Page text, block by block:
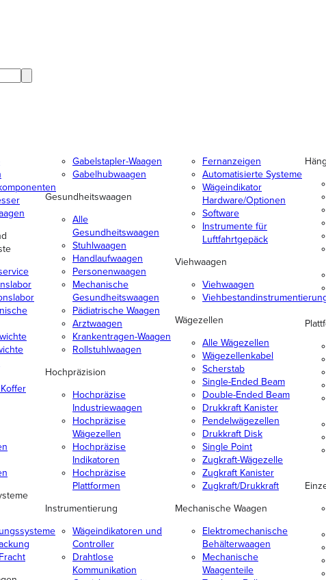
Gabelstapler-Waagen
Gabelhubwaagen
Gesundheitswaagen
Alle
Gesundheitswaagen
Stuhlwaagen
Handlaufwaagen
Personenwaagen
Mechanische
Gesundheitswaagen
Pädiatrische Waagen
Arztwaagen
Krankentragen-Waagen
Rollstuhlwaagen
Hochpräzision
Hochpräzise
Industriewaagen
Hochpräzise
Wägezellen
Hochpräzise
Indikatoren
Hochpräzise
Plattformen
Instrumentierung
Wägeindikatoren und
Controller
Drahtlose
Kommunikation
Fernanzeigen
Automatisierte Systeme
Wägeindikator
Hardware/Optionen
Software
Instrumente für
Luftfahrtgepäck
Viehwaagen
Viehwaagen
Wägezellen
Alle Wägezellen
Wägezellenkabel
Scherstab
Single-Ended Beam
Double-Ended Beam
Drukkraft Kanister
Pendelwägezellen
Drukkraft Disk
Single Point
Zugkraft-Wägezelle
Zugkraft Kanister
Zugkraft/Drukkraft
Mechanische Waagen
Elektromechanische
Behälterwaagen
Mechanische
Waagenteile